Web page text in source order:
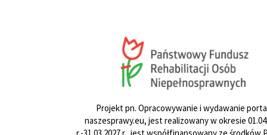
Projekt pn. Opracowywanie i wydawanie
naszesprawy.eu, jest realizowany w okresie